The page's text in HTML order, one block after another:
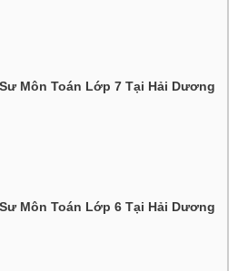
Môn Toán Lớp 7 Tại Hải Dương
Môn Toán Lớp 6 Tại Hải Dương